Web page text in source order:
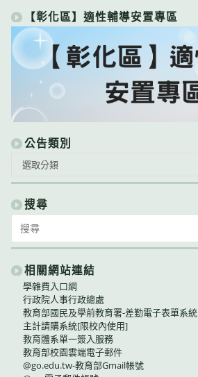
【彰化區】適性輔導安置專區
公告類別
類
別
選取分類
搜尋
for:
相關網站連結
學雜費入口網
行政院人事行政總處
教育部國民及學前教育署-差勤電子表單系統
主計請購系統[限校內使用]
教育體系單一簽入服務
教育部校園雲端電子郵件
@go.edu.tw-教育部Gmail帳號